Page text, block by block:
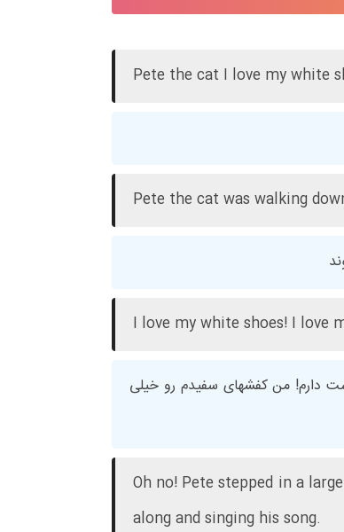
Pete the cat I love my white
Pete the cat was walking
I love my white shoes! I love
من کفشهای سفیدم رو خیلی
Oh no! Pete stepped in a
along and singing his song.